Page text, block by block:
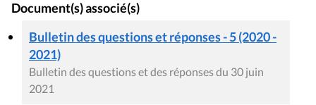
Document(s) associé(s)
Bulletin des questions et réponses - 5 (2020 -
2021)
Bulletin des questions et des réponses du 30 juin
2021